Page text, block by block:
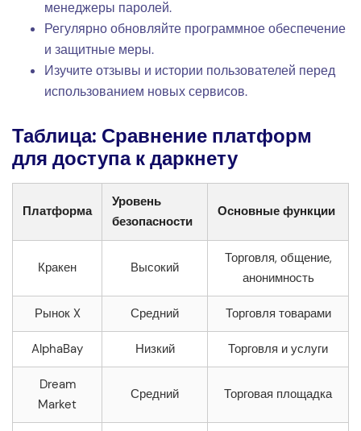
менеджеры паролей.
Регулярно обновляйте программное обеспечение
и защитные меры.
Изучите отзывы и истории пользователей перед
использованием новых сервисов.
Таблица: Сравнение платформ
для доступа к даркнету
Платформа
Уровень
безопасности
Основные функции
Кракен Высокий
Торговля, общение,
анонимность
Рынок X Средний Торговля товарами
AlphaBay Низкий Торговля и услуги
Dream
Market
Средний Торговая площадка